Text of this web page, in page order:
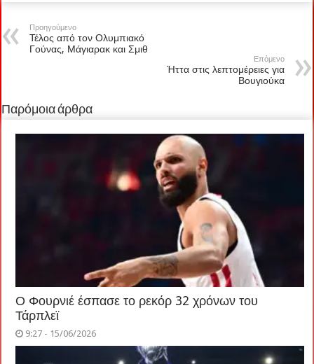
Προηγούμενο
Τέλος από τον Ολυμπιακό
Γούνας, Μάγιαρακ και Σμιθ
Επόμενο
Ήττα στις λεπτομέρειες για
Βουγιούκα
Παρόμοια άρθρα
Ο Φουρνιέ έσπασε το ρεκόρ 32 χρόνων του
Τάρπλεϊ
9:27 - 15/06/2026